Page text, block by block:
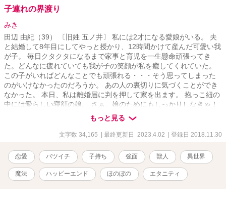
子連れの界渡り
みき
田辺 由紀（39） 〔旧姓 五ノ井〕 私には2才になる愛娘がいる。 夫
と結婚して8年目にしてやっと授かり、12時間かけて産んだ可愛い我
が子。 毎日クタクタになるまで家事と育児を一生懸命頑張ってき
た。どんなに疲れていても我が子の笑顔が私を癒してくれていた。
この子がいればどんなことでも頑張れる・・・そう思ってしまった
のがいけなかったのだろうか。 あの人の裏切りに気づくことができ
なかった。 本日、私は離婚届に判を押して家を出ます。 抱っこ紐の
中には愛らしい寝顔の娘。 さぁ、娘のためにもしっかりしなきゃ！
えっ！？・・・ここどこ？ アパートの階段を下りた先は森の中でし
た。 この物語は子連れの元主婦が異世界へ行き、そこで子育てを頑
張りつつ新たな出会いがあるお話です。 ☆作者から読者の方へ☆ こ
が、最後まで温かく見守っていただけると幸いです。また、誤字脱
字がございましたらご指摘くださいますようお願いいたします。
もっと見る
文字数 34,165 | 最終更新日 2023.4.02 | 登録日 2018.11.30
恋愛 バツイチ 子持ち 強面 獣人 異世界
魔法 ハッピーエンド ほのぼの エタニティ